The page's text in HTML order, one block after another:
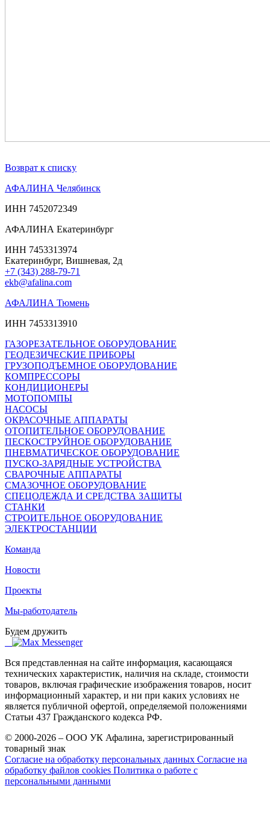
Возврат к списку
АФАЛИНА Челябинск
ИНН 7452072349
АФАЛИНА Екатеринбург
ИНН 7453313974
Екатеринбург, Вишневая, 2д
+7 (343) 288-79-71
ekb@afalina.com
АФАЛИНА Тюмень
ИНН 7453313910
ГАЗОРЕЗАТЕЛЬНОЕ ОБОРУДОВАНИЕ
ГЕОДЕЗИЧЕСКИЕ ПРИБОРЫ
ГРУЗОПОДЪЕМНОЕ ОБОРУДОВАНИЕ
КОМПРЕССОРЫ
КОНДИЦИОНЕРЫ
МОТОПОМПЫ
НАСОСЫ
ОКРАСОЧНЫЕ АППАРАТЫ
ОТОПИТЕЛЬНОЕ ОБОРУДОВАНИЕ
ПЕСКОСТРУЙНОЕ ОБОРУДОВАНИЕ
ПНЕВМАТИЧЕСКОЕ ОБОРУДОВАНИЕ
ПУСКО-ЗАРЯДНЫЕ УСТРОЙСТВА
СВАРОЧНЫЕ АППАРАТЫ
СМАЗОЧНОЕ ОБОРУДОВАНИЕ
СПЕЦОДЕЖДА И СРЕДСТВА ЗАЩИТЫ
СТАНКИ
СТРОИТЕЛЬНОЕ ОБОРУДОВАНИЕ
ЭЛЕКТРОСТАНЦИИ
Команда
Новости
Проекты
Мы-работодатель
Будем дружить
Вся представленная на сайте информация, касающаяся
технических характеристик, наличия на складе, стоимости
товаров, включая графические изображения товаров, носит
информационный характер, и ни при каких условиях не
является публичной офертой, определяемой положениями
Статьи 437 Гражданского кодекса РФ.
© 2000-2026 – ООО УК Афалина, зарегистрированный
товарный знак
Согласие на обработку персональных данных Согласие на
обработку файлов cookies Политика о работе с
персональными данными